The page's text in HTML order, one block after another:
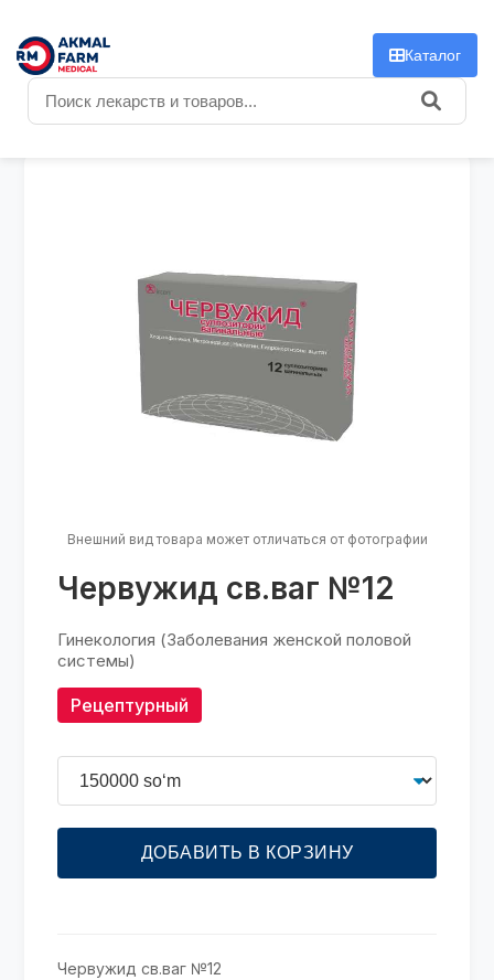
Каталог
Внешний вид товара может отличаться от фотографии
Червужид св.ваг №12
Гинекология (Заболевания женской половой
системы)
Рецептурный
ДОБАВИТЬ В КОРЗИНУ
Червужид св.ваг №12